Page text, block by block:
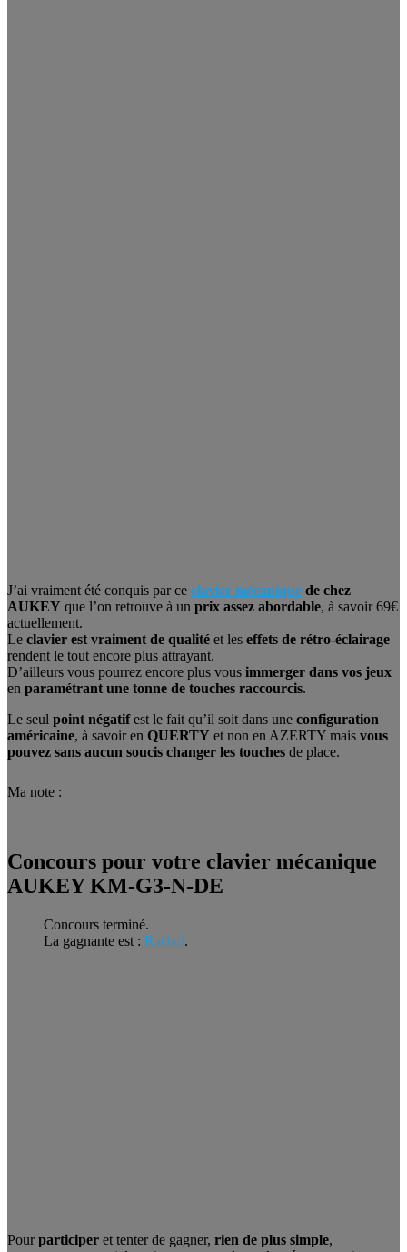
J’ai vraiment été conquis par ce clavier mécanique de chez
AUKEY que l’on retrouve à un prix assez abordable, à savoir 69€
actuellement.
Le clavier est vraiment de qualité et les effets de rétro-éclairage
rendent le tout encore plus attrayant.
D’ailleurs vous pourrez encore plus vous immerger dans vos jeux
en paramétrant une tonne de touches raccourcis.
Le seul point négatifest le fait qu’il soit dans une configuration
américaine, à savoir en QUERTY et non en AZERTY mais vous
pouvez sans aucun soucis changer les touches de place.
Ma note :
Concours pour votre clavier mécanique
AUKEY KM-G3-N-DE
Concours terminé.
La gagnante est : Rachel.
Pourparticiper et tenter de gagner, rien de plus simple,